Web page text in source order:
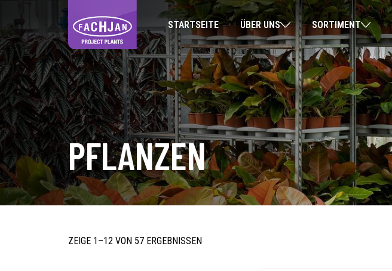
STARTSEITE ÜBER UNS SORTIMENT
PFLANZEN
ZEIGE 1–12 VON 57 ERGEBNISSEN